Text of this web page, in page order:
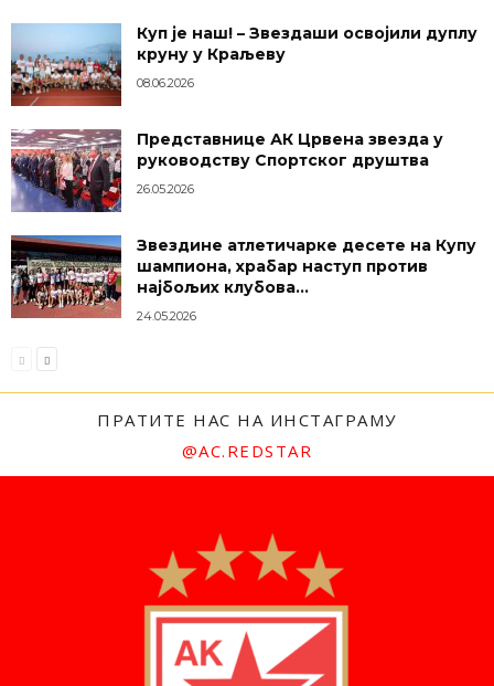
Куп је наш! – Звездаши освојили дуплу
круну у Краљеву
08.06.2026
Представнице АК Црвена звезда у
руководству Спортског друштва
26.05.2026
Звездине атлетичарке десете на Купу
шампиона, храбар наступ против
најбољих клубова...
24.05.2026
ПРАТИТЕ НАС НА ИНСТАГРАМУ
@AC.REDSTAR